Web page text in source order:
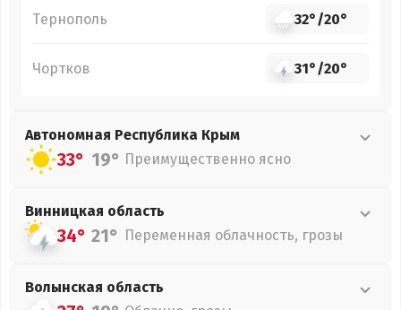
Тернополь 32°/20°
Чортков 31°/20°
Автономная Республика Крым
33° 19° Преимущественно ясно
Винницкая область
34° 21° Переменная облачность, грозы
Волынская область